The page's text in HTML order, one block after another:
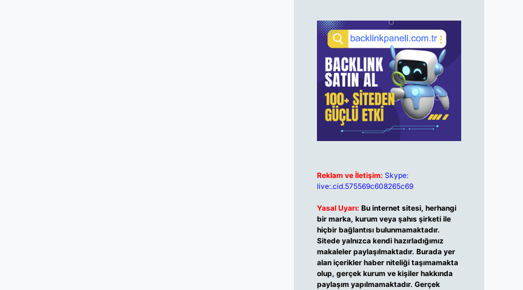
Reklam ve İletişim: Skype:
live:.cid.575569c608265c69
Yasal Uyarı: Bu internet sitesi, herhangi
bir marka, kurum veya şahıs şirketi ile
hiçbir bağlantısı bulunmamaktadır.
Sitede yalnızca kendi hazırladığımız
makaleler paylaşılmaktadır. Burada yer
alan içerikler haber niteliği taşımamakta
olup, gerçek kurum ve kişiler hakkında
paylaşım yapılmamaktadır. Gerçek